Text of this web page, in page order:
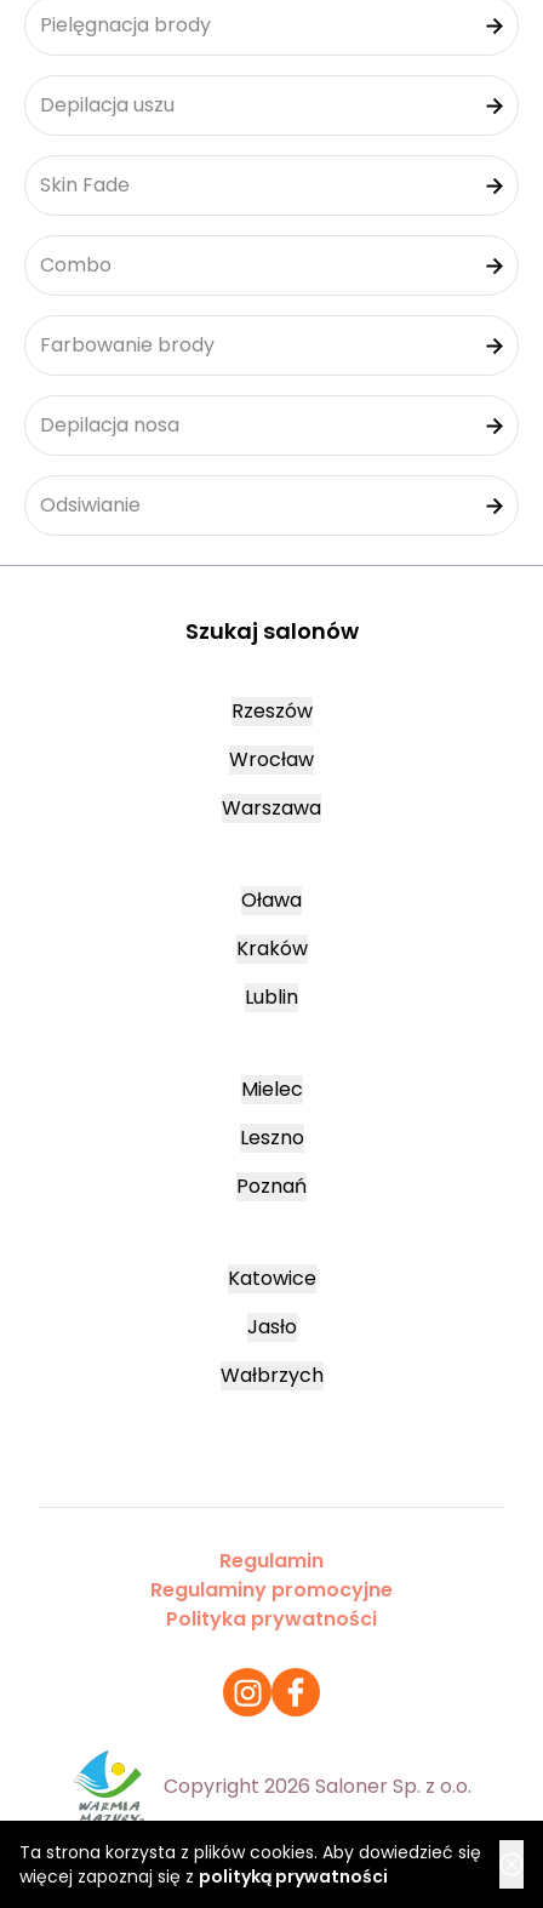
Ta strona korzysta z plików cookies. Aby dowiedzieć się
więcej zapoznaj się z polityką prywatności
Pielęgnacja brody
Depilacja uszu
Skin Fade
Combo
Farbowanie brody
Depilacja nosa
Odsiwianie
Szukaj salonów
Rzeszów
Wrocław
Warszawa
Oława
Kraków
Lublin
Mielec
Leszno
Poznań
Katowice
Jasło
Wałbrzych
Regulamin
Regulaminy promocyjne
Polityka prywatności
Copyright 2026 Saloner Sp. z o.o.